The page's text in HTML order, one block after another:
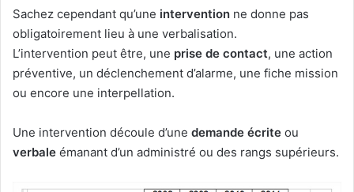
Sachez cependant qu’une intervention ne donne pas
obligatoirement lieu à une verbalisation.
L’intervention peut être, une prise de contact, une action
préventive, un déclenchement d’alarme, une fiche mission
ou encore une interpellation.
Une intervention découle d’une demande écrite ou
verbale émanant d’un administré ou des rangs supérieurs.